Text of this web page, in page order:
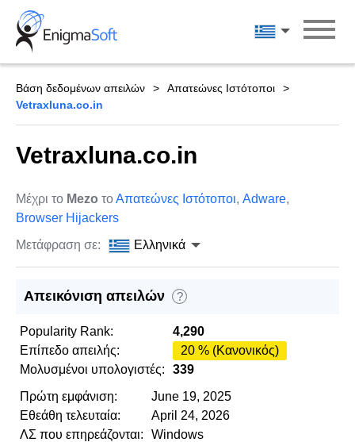
Skip
content
Ελληνικά
Βάση δεδομένων απειλών
Απατεώνες Ιστότοποι
Vetraxluna.co.in
Vetraxluna.co.in
Μέχρι το Mezo τοΑπατεώνες Ιστότοποι, Adware,
Browser Hijackers
Μετάφραση σε:
Ελληνικά
Απεικόνιση απειλών ?
Popularity Rank:
4,290
Επίπεδο απειλής:
20 % (Κανονικός)
Μολυσμένοι υπολογιστές:
339
Πρώτη εμφάνιση:
June 19, 2025
Εθεάθη τελευταία:
April 24, 2026
ΛΣ που επηρεάζονται:
Windows